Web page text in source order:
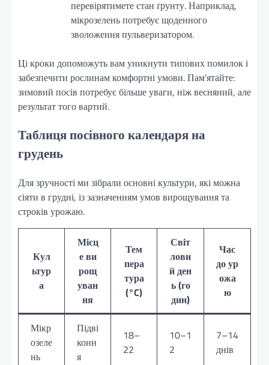
перевірятимете стан ґрунту. Наприклад,
мікрозелень потребує щоденного
зволоження пульверизатором.
Ці кроки допоможуть вам уникнути типових помилок і
забезпечити рослинам комфортні умови. Пам’ятайте:
зимовий посів потребує більше уваги, ніж весняний, але
результат того вартий.
Таблиця посівного календаря на
грудень
Для зручності ми зібрали основні культури, які можна
сіяти в грудні, із зазначенням умов вирощування та
строків урожаю.
Кул
ьтур
а
Місц
е ви
рощ
уван
ня
Тем
пера
тура
(°C)
Світ
лови
й ден
ь (го
дин)
Час
до ур
ожа
ю
Мікр
озеле
нь
Підві
конн
я
18–
22
10–1
2
7–14
днів